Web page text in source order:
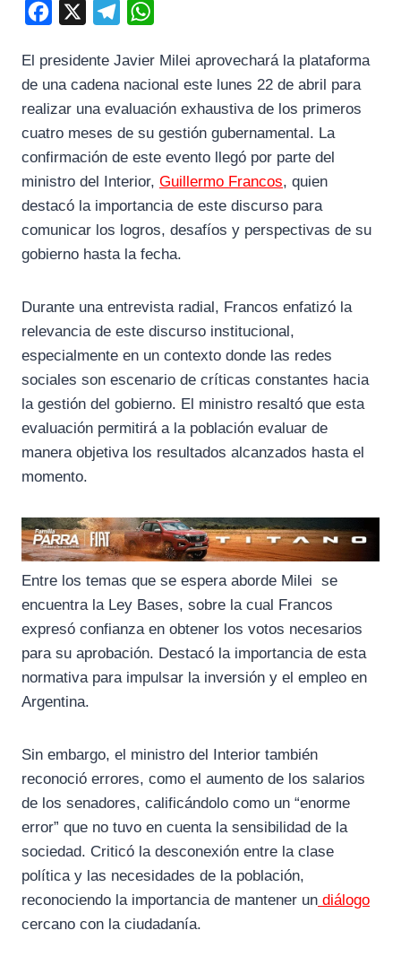
c
e
b
k
l
e
g
m
a
t
s
A
p
El presidente Javier Milei aprovechará la plataforma
de una cadena nacional este lunes 22 de abril para
realizar una evaluación exhaustiva de los primeros
cuatro meses de su gestión gubernamental. La
confirmación de este evento llegó por parte del
ministro del Interior, Guillermo Francos, quien
destacó la importancia de este discurso para
comunicar los logros, desafíos y perspectivas de su
gobierno hasta la fecha.
Durante una entrevista radial, Francos enfatizó la
relevancia de este discurso institucional,
especialmente en un contexto donde las redes
sociales son escenario de críticas constantes hacia
la gestión del gobierno. El ministro resaltó que esta
evaluación permitirá a la población evaluar de
manera objetiva los resultados alcanzados hasta el
momento.
Entre los temas que se espera aborde Milei se
encuentra la Ley Bases, sobre la cual Francos
expresó confianza en obtener los votos necesarios
para su aprobación. Destacó la importancia de esta
normativa para impulsar la inversión y el empleo en
Argentina.
Sin embargo, el ministro del Interior también
reconoció errores, como el aumento de los salarios
de los senadores, calificándolo como un “enorme
error” que no tuvo en cuenta la sensibilidad de la
sociedad. Criticó la desconexión entre la clase
política y las necesidades de la población,
reconociendo la importancia de mantener un diálogo
cercano con la ciudadanía.